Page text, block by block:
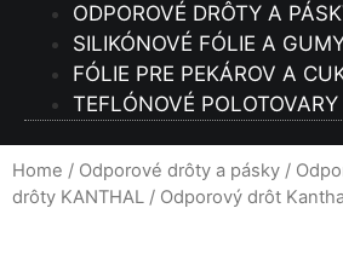
ODPOROVÉ DRÔTY A
SILIKÓNOVÉ FÓLIE A
FÓLIE PRE PEKÁROV A
TEFLÓNOVÉ POLOTOVARY
Home / Odporové drôty a pásky /
drôty KANTHAL / Odporový drôt